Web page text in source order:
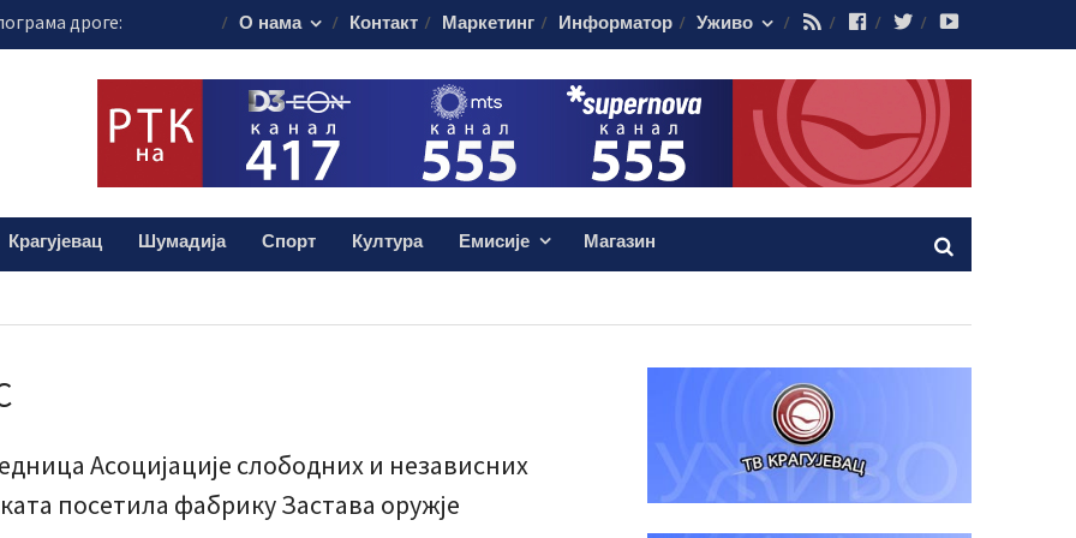
дроге:
мушкарац (38)
уче
пестициде
прегледи у
суботе
О нама Контакт Маркетинг Информатор Уживо RSS FacebookTwitter
Крагујевац Шумадија Спорт Култура Емисије Магазин
Асоцијације слободних и независних
посетила фабрику Застава оружје